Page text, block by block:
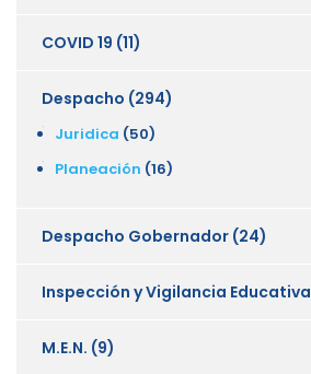
COVID 19 (11)
Despacho (294)
Juridica (50)
Planeación (16)
Despacho Gobernador (24)
Inspección y Vigilancia Educativa
M.E.N. (9)